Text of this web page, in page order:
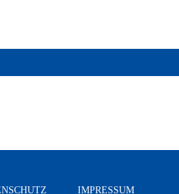
IMPRESSUM